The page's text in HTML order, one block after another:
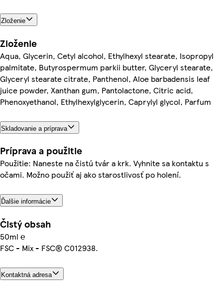
Zloženie
Zloženie
Aqua, Glycerin, Cetyl alcohol, Ethylhexyl stearate, Isopropyl
palmitate, Butyrospermum parkii butter, Glyceryl stearate,
Glyceryl stearate citrate, Panthenol, Aloe barbadensis leaf
juice powder, Xanthan gum, Pantolactone, Citric acid,
Phenoxyethanol, Ethylhexylglycerin, Caprylyl glycol, Parfum
Skladovanie a príprava
Príprava a použitie
Použitie: Naneste na čistú tvár a krk. Vyhnite sa kontaktu s
očami. Možno použiť aj ako starostlivosť po holení.
Ďalšie informácie
Čistý obsah
50ml ℮
FSC - Mix - FSC® C012938.
Kontaktná adresa